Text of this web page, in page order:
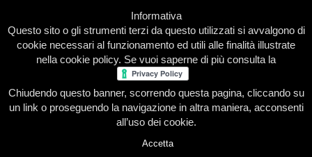
Home Presentazione Redazione Le nostre firme
Da Farina 00 a James Tont
Informativa
Questo sito o gli strumenti terzi da questo utilizzati si avvalgono di
cookie necessari al funzionamento ed utili alle finalità illustrate
nella cookie policy. Se vuoi saperne di più consulta la
Chiudendo questo banner, scorrendo questa pagina, cliccando su
un link o proseguendo la navigazione in altra maniera, acconsenti
all’uso dei cookie.
Accetta